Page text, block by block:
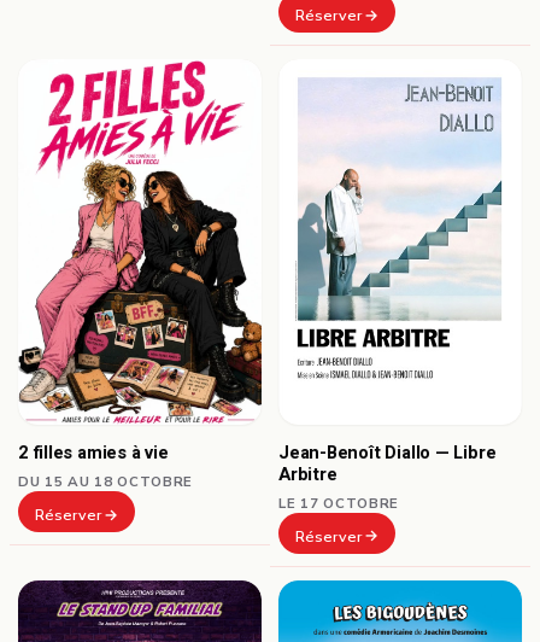
Réserver
2 filles amies à vie
DU 15 AU 18 OCTOBRE
Réserver
Jean-Benoît Diallo — Libre
Arbitre
LE 17 OCTOBRE
Réserver